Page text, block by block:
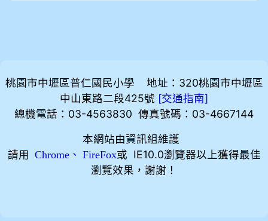
桃園市中壢區普仁國民小學 地址：320桃園市中壢區
中山東路二段425號 [交通指南]
總機電話：03-4563830 傳真號碼：03-4667144
本網站由資訊組維護
請用
Chrome、 FireFox或 IE10.0瀏覽器以上獲得最佳
瀏覽效果，謝謝！